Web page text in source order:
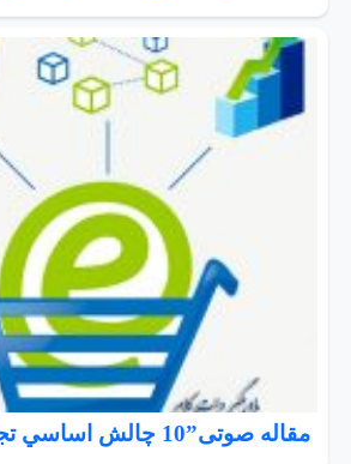
مقاله صوتی”10 چالش اساسي تجارت اينترنتي”